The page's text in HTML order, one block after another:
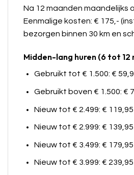
Na 12 maanden maandelijks
Eenmalige kosten: € 175,-
bezorgen binnen 30 km en
Midden-lang huren (6 tot 12
Gebruikt tot € 1.500: €
Gebruikt boven € 1.500: €
Nieuw tot € 2.499: €
Nieuw tot € 2.999: €
Nieuw tot € 3.499: €
Nieuw tot € 3.999: €